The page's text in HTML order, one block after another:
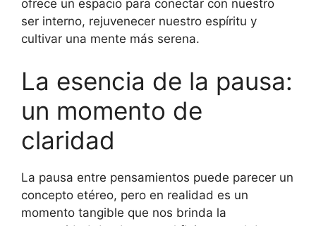
ofrece un espacio para conectar con nuestro
ser interno, rejuvenecer nuestro espíritu y
cultivar una mente más serena.
La esencia de la pausa:
un momento de
claridad
La pausa entre pensamientos puede parecer un
concepto etéreo, pero en realidad es un
momento tangible que nos brinda la